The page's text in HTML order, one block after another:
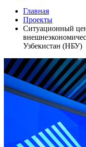
Главная
Проекты
Ситуационный
Узбекистан (НБУ)